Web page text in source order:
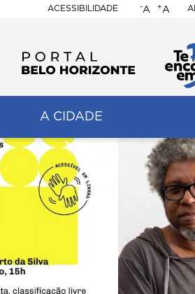
ACESSIBILIDADE
BELO
-A +A
A CIDADE